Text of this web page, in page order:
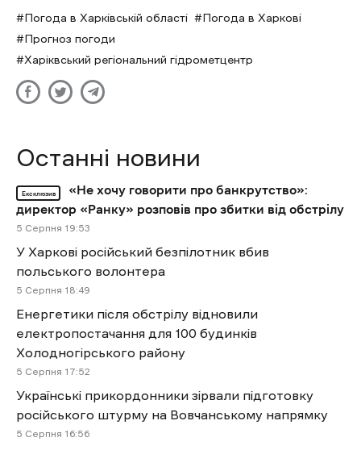
Погода в Харківській області
Погода в Харкові
Прогноз погоди
Харіквський регіональний гідрометцентр
Останні новини
Ексклюзив
«Не хочу говорити про банкрутство»:
директор «Ранку» розповів про збитки від обстрілу
5 Cерпня 19:53
У Харкові російський безпілотник вбив
польського волонтера
5 Cерпня 18:49
Енергетики після обстрілу відновили
електропостачання для 100 будинків
Холодногірського району
5 Cерпня 17:52
Українські прикордонники зірвали підготовку
російського штурму на Вовчанському напрямку
5 Cерпня 16:56